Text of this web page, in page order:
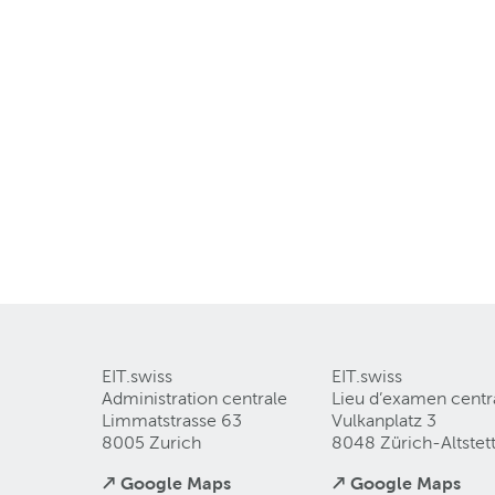
EIT.swiss
Administration centrale
Limmatstrasse 63
8005 Zurich
↗ Google Maps
EIT.swiss
Lieu d’examen
Vulkanplatz 3
8048 Zürich-
↗ Google Maps